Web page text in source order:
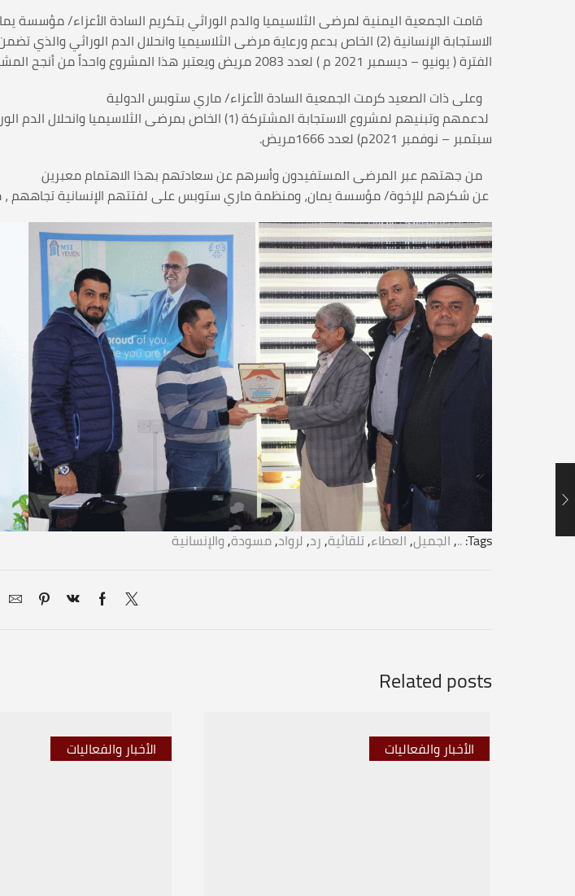
قامت الجمعية اليمنية لمرضى الثلاسيميا والدم الوراثي بتكريم السادة الأعزاء/ مؤسسة
الاستجابة الإنسانية (2) الخاص بدعم ورعاية مرضى الثلاسيميا وانحلال الدم الوراثي والذي تضمن عدداً من الأنشطة الهامة – صحياً ووقائياً – خلال
الفترة ( يونيو – ديسمبر 2021 م ) لعدد 2083 مريض ويعتبر هذا المشروع واحداً من أنجح المشاريع التي نفذت للمصابين بالثلاسيميا وانحلال الدم الوراثي.
وعلى ذات الصعيد كرمت الجمعية السادة الأعزاء/ ماري ستوبس الدولية
لدعمهم وتبنيهم لمشروع الاستجابة المشتركة (1) الخاص
سبتمبر – نوفمبر 2021م) لعدد 1666مريض.
من جهتهم عبر المرضى المستفيدون وأسرهم عن سعادتهم بهذا الاهتمام معبرين
عن شكرهم للإخوة/ مؤسسة يمان، ومنظمة ماري ستوبس على لفتتهم الإنسانية تجاههم ،
Tags:
..
,الجميل,العطاء,تلقائية,رد, لرواد,مسودة,والإنسانية
Related posts
الأخبار والفعاليات الأخبار والفعاليات